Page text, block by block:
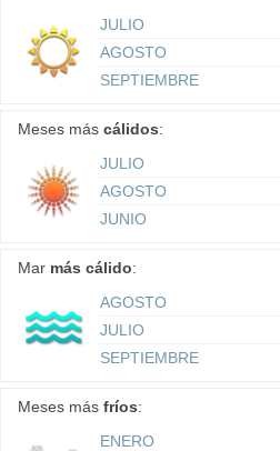
JULIO
AGOSTO
SEPTIEMBRE
Meses más cálidos:
JULIO
AGOSTO
JUNIO
Mar más cálido:
AGOSTO
JULIO
SEPTIEMBRE
Meses más fríos:
ENERO